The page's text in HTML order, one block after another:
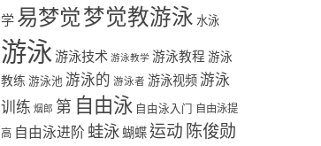
学 易梦觉梦觉教游泳 水泳
游泳游泳技术 游泳教学 游泳教程 游泳
教练 游泳池 游泳的 游泳者 游泳视频 游泳
训练 烟郎 第 自由泳 自由泳入门 自由泳提
高 自由泳进阶 蛙泳蝴蝶运动 陈俊勋